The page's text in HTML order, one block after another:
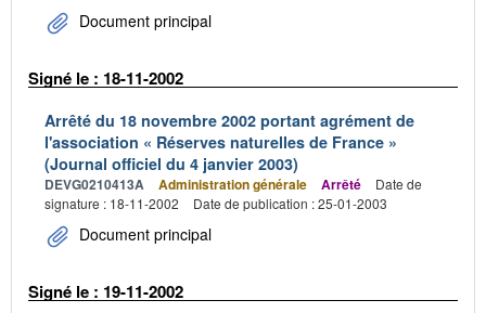
Document principal
Signé le : 18-11-2002
Arrêté du 18 novembre 2002 portant agrément de
l'association « Réserves naturelles de France »
(Journal officiel du 4 janvier 2003)
DEVG0210413A Administration générale Arrêté
Date de
signature : 18-11-2002
Date de publication : 25-01-2003
Document principal
Signé le : 19-11-2002